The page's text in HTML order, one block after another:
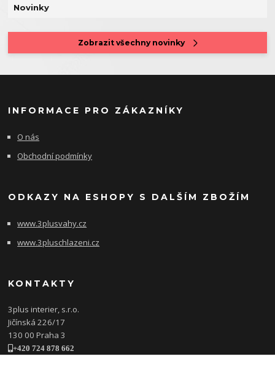
Novinky
Zobrazit všechny novinky
INFORMACE PRO ZÁKAZNÍKY
O nás
Obchodní podmínky
ODKAZY NA ESHOPY S DALŠÍM ZBOŽÍM
www.3plusvahy.cz
www.3pluschlazeni.cz
KONTAKTY
3plus interier, s.r.o.
Jičínská 226/17
130 00 Praha 3
+420 724 878 662